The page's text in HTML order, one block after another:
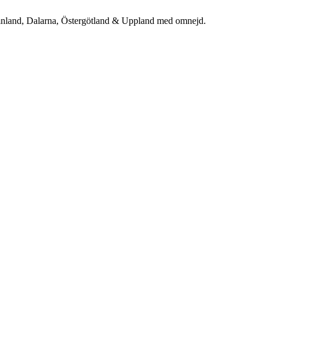
Dalarna, Östergötland & Uppland med omnejd.